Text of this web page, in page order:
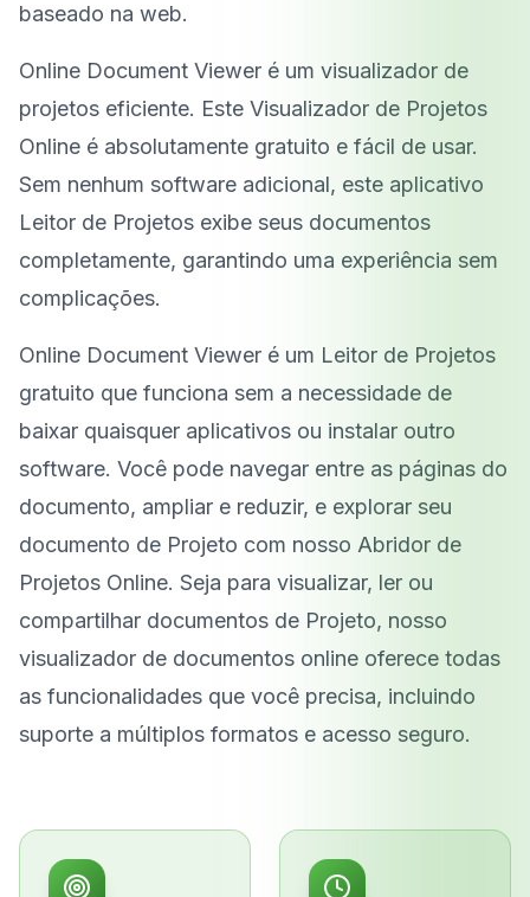
baseado na web.
Online Document Viewer é um visualizador de
projetos eficiente. Este Visualizador de Projetos
Online é absolutamente gratuito e fácil de usar.
Sem nenhum software adicional, este aplicativo
Leitor de Projetos exibe seus documentos
completamente, garantindo uma experiência sem
complicações.
Online Document Viewer é um Leitor de Projetos
gratuito que funciona sem a necessidade de
baixar quaisquer aplicativos ou instalar outro
software. Você pode navegar entre as páginas do
documento, ampliar e reduzir, e explorar seu
documento de Projeto com nosso Abridor de
Projetos Online. Seja para visualizar, ler ou
compartilhar documentos de Projeto, nosso
visualizador de documentos online oferece todas
as funcionalidades que você precisa, incluindo
suporte a múltiplos formatos e acesso seguro.